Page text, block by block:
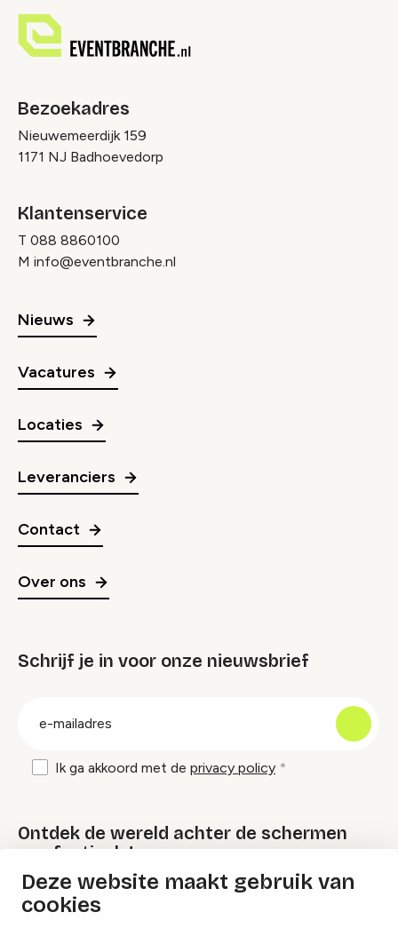
Deze website maakt gebruik van
cookies
Bezoekadres
Nieuwemeerdijk 159
1171 NJ Badhoevedorp
Klantenservice
T 088 8860100
M info@eventbranche.nl
Nieuws
Vacatures
Locaties
Leveranciers
Contact
Over ons
Schrijf je in voor onze nieuwsbrief
Ik ga akkoord met de privacy policy
Ontdek de wereld achter de schermen
van festivals!
Lees onze Festival Specials